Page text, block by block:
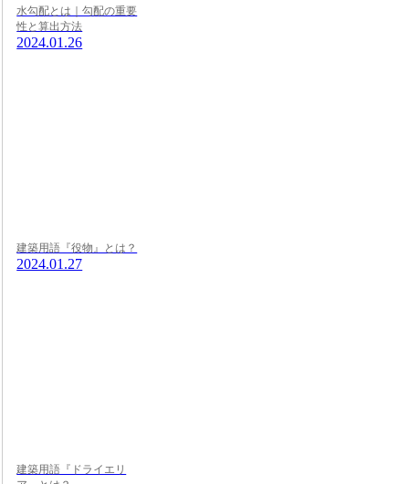
水勾配とは｜勾配の重要
性と算出方法
2024.01.26
建築用語『役物』とは？
2024.01.27
建築用語『ドライエリ